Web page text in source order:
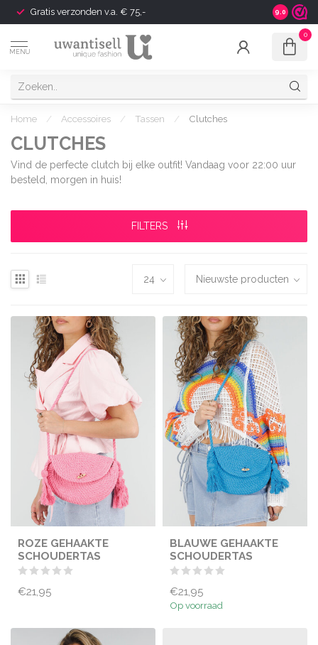
Gratis verzonden v.a. € 75,- Shipping
9.0
MENU
0
Home / Accessoires / Tassen / Clutches
CLUTCHES
Vind de perfecte clutch bij elke outfit! Vandaag voor 22:00 uur
besteld, morgen in huis!
FILTERS
ROZE GEHAAKTE
SCHOUDERTAS
€21,95
BLAUWE GEHAAKTE
SCHOUDERTAS
€21,95
Op voorraad